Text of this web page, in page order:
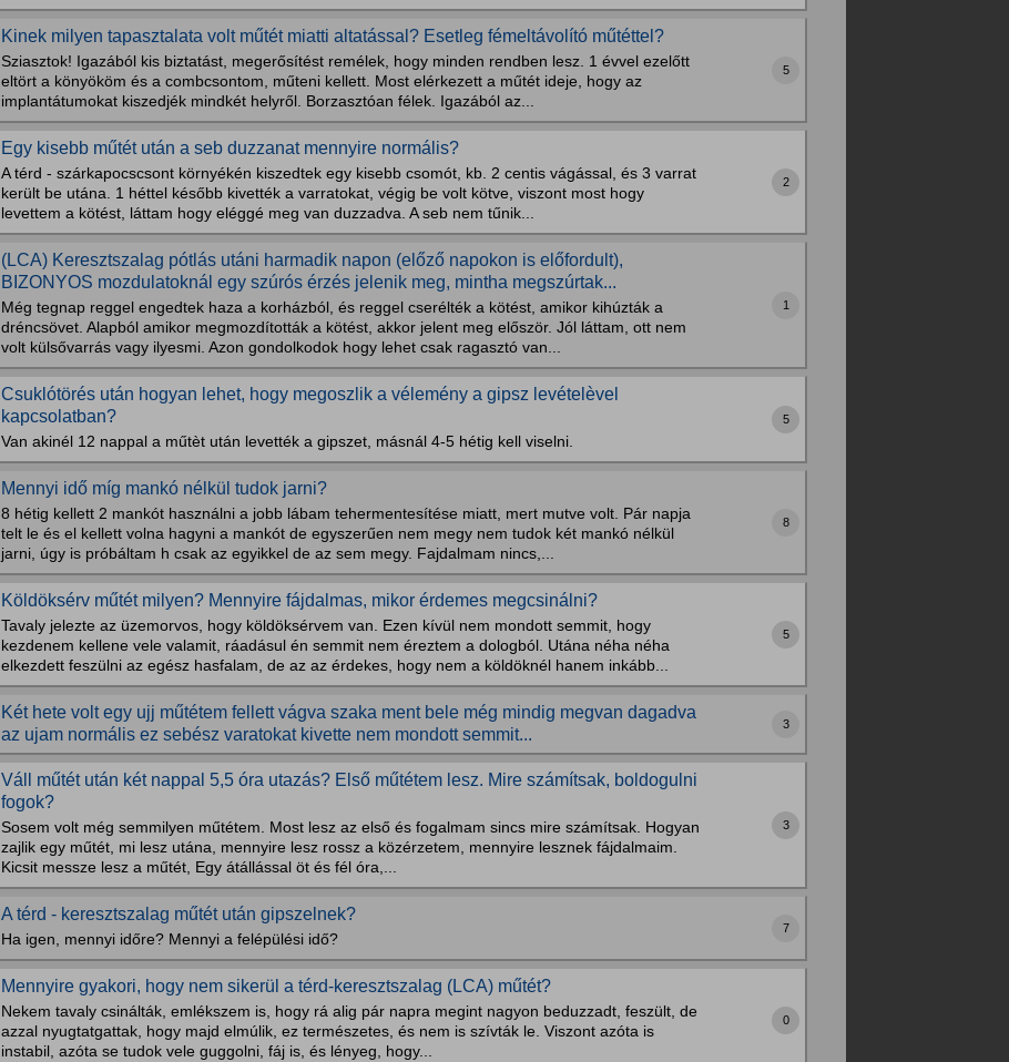
Kinek milyen tapasztalata volt műtét miatti altatással? Esetleg fémeltávolító műtéttel?
Sziasztok! Igazából kis biztatást, megerősítést remélek, hogy minden rendben lesz. 1 évvel ezelőtt
eltört a könyököm és a combcsontom, műteni kellett. Most elérkezett a műtét ideje, hogy az
implantátumokat kiszedjék mindkét helyről. Borzasztóan félek. Igazából az...
5
Egy kisebb műtét után a seb duzzanat mennyire normális?
A térd - szárkapocscsont környékén kiszedtek egy kisebb csomót, kb. 2 centis vágással, és 3 varrat
került be utána. 1 héttel később kivették a varratokat, végig be volt kötve, viszont most hogy
levettem a kötést, láttam hogy eléggé meg van duzzadva. A seb nem tűnik...
2
(LCA) Keresztszalag pótlás utáni harmadik napon (előző napokon is előfordult),
BIZONYOS mozdulatoknál egy szúrós érzés jelenik meg, mintha megszúrtak...
Még tegnap reggel engedtek haza a korházból, és reggel cserélték a kötést, amikor kihúzták a
dréncsövet. Alapból amikor megmozdították a kötést, akkor jelent meg először. Jól láttam, ott nem
volt külsővarrás vagy ilyesmi. Azon gondolkodok hogy lehet csak ragasztó van...
1
Csuklótörés után hogyan lehet, hogy megoszlik a vélemény a gipsz levételèvel
kapcsolatban?
Van akinél 12 nappal a műtèt után levették a gipszet, másnál 4-5 hétig kell viselni.
5
Mennyi idő míg mankó nélkül tudok jarni?
8 hétig kellett 2 mankót használni a jobb lábam tehermentesítése miatt, mert mutve volt. Pár napja
telt le és el kellett volna hagyni a mankót de egyszerűen nem megy nem tudok két mankó nélkül
jarni, úgy is próbáltam h csak az egyikkel de az sem megy. Fajdalmam nincs,...
8
Köldöksérv műtét milyen? Mennyire fájdalmas, mikor érdemes megcsinálni?
Tavaly jelezte az üzemorvos, hogy köldöksérvem van. Ezen kívül nem mondott semmit, hogy
kezdenem kellene vele valamit, ráadásul én semmit nem éreztem a dologból. Utána néha néha
elkezdett feszülni az egész hasfalam, de az az érdekes, hogy nem a köldöknél hanem inkább...
5
Két hete volt egy ujj műtétem fellett vágva szaka ment bele még mindig megvan dagadva
az ujam normális ez sebész varatokat kivette nem mondott semmit...
3
Váll műtét után két nappal 5,5 óra utazás? Első műtétem lesz. Mire számítsak, boldogulni
fogok?
Sosem volt még semmilyen műtétem. Most lesz az első és fogalmam sincs mire számítsak. Hogyan
zajlik egy műtét, mi lesz utána, mennyire lesz rossz a közérzetem, mennyire lesznek fájdalmaim.
Kicsit messze lesz a műtét, Egy átállással öt és fél óra,...
3
A térd - keresztszalag műtét után gipszelnek?
Ha igen, mennyi időre? Mennyi a felépülési idő?
7
Mennyire gyakori, hogy nem sikerül a térd-keresztszalag (LCA) műtét?
Nekem tavaly csinálták, emlékszem is, hogy rá alig pár napra megint nagyon beduzzadt, feszült, de
azzal nyugtatgattak, hogy majd elmúlik, ez természetes, és nem is szívták le. Viszont azóta is
instabil, azóta se tudok vele guggolni, fáj is, és lényeg, hogy...
0